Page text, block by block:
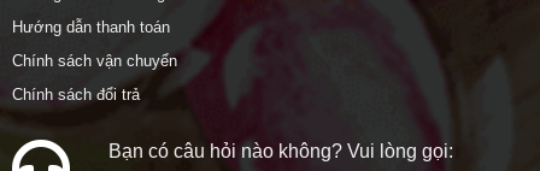
Hướng dẫn thanh toán
Chính sách vận chuyển
Chính sách đổi trả
Bạn có câu hỏi nào không? Vui lòng gọi: